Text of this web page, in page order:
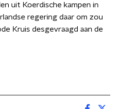
uit Koerdische kampen in
regering daar om zou
Kruis desgevraagd aan de